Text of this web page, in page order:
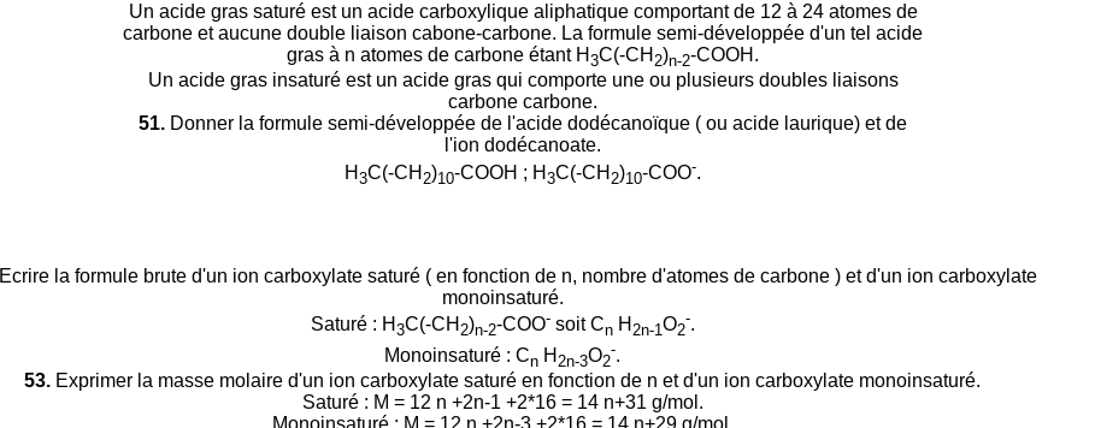
Un acide gras saturé est un acide carboxylique aliphatique comportant de 12 à 24 atomes de
carbone et aucune double liaison cabone-carbone. La formule semi-développée d'un tel acide
gras à n atomes de carbone étant H 3C(-CH 2)n-2-COOH.
Un acide gras insaturé est un acide gras qui comporte une ou plusieurs doubles liaisons
carbone carbone.
51. Donner la formule semi-développée de l'acide dodécanoïque ( ou acide laurique) et de
l'ion dodécanoate.
H 3C(-CH 2)10-COOH ; H 3C(-CH 2)10-COO-.
Ecrire la formule brute d'un ion carboxylate saturé ( en fonction de n, nombre d'atomes de carbone ) et d'un ion carboxylate
monoinsaturé.
Saturé : H 3C(-CH 2)n-2-COO-soit CnH 2n-1O2
-.
Monoinsaturé : Cn H 2n-3O2
-.
53. Exprimer la masse molaire d'un ion carboxylate saturé en fonction de n et d'un ion carboxylate monoinsaturé.
Saturé : M = 12 n +2n-1 +2*16 = 14 n+31 g/mol.
Monoinsaturé : M = 12 n +2n-3 +2*16 = 14 n+29 g/mol.